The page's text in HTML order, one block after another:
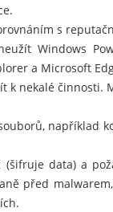
s
Windows
a Microsoft
k nekalé činnosti.
například
data) a
před